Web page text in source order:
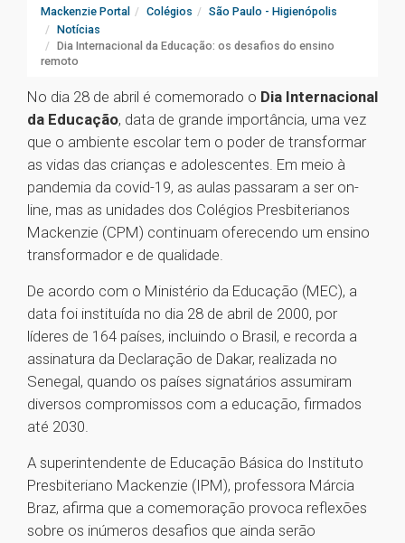
Mackenzie Portal Colégios
São Paulo - Higienópolis
Notícias
Dia Internacional da Educação: os desafios do ensino
remoto
No dia 28 de abril é comemorado o Dia Internacional
da Educação, data de grande importância, uma vez
que o ambiente escolar tem o poder de transformar
as vidas das crianças e adolescentes. Em meio à
pandemia da covid-19, as aulas passaram a ser on-
line, mas as unidades dos Colégios Presbiterianos
Mackenzie (CPM) continuam oferecendo um ensino
transformador e de qualidade.
De acordo com o Ministério da Educação (MEC), a
data foi instituída no dia 28 de abril de 2000, por
líderes de 164 países, incluindo o Brasil, e recorda a
assinatura da Declaração de Dakar, realizada no
Senegal, quando os países signatários assumiram
diversos compromissos com a educação, firmados
até 2030.
A superintendente de Educação Básica do Instituto
Presbiteriano Mackenzie (IPM), professora Márcia
Braz, afirma que a comemoração provoca reflexões
sobre os inúmeros desafios que ainda serão